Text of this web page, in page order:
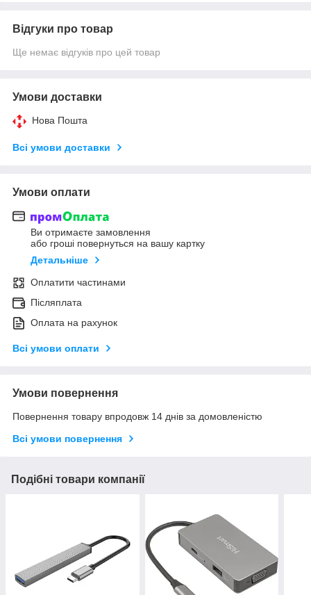
Відгуки про товар
Ще немає відгуків про цей товар
Умови доставки
Нова Пошта
Всі умови доставки
Умови оплати
Ви отримаєте замовлення
або гроші повернуться на вашу картку
Детальніше
Оплатити частинами
Післяплата
Оплата на рахунок
Всі умови оплати
Умови повернення
Повернення товару впродовж 14 днів за домовленістю
Всі умови повернення
Подібні товари компанії